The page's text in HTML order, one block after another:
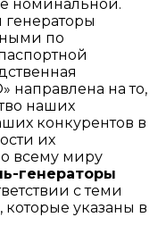
номинальной.
генераторы
по
направлена на то,
наших
конкурентов в
их
всему миру
генераторы
с теми
указаны в